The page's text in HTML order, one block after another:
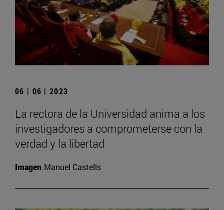
06 | 06 | 2023
La rectora de la Universidad anima a los
investigadores a comprometerse con la
verdad y la libertad
Imagen Manuel Castells